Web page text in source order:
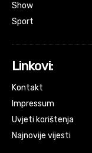
Show
Sport
Linkovi:
Kontakt
Impressum
Uvjeti korištenja
Najnovije vijesti